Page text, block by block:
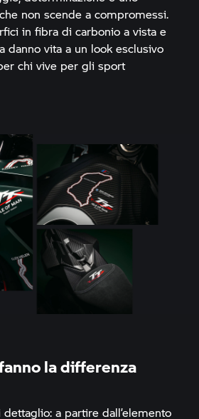
non scende a compromessi.
in fibra di carbonio a vista e
danno vita a un look esclusivo
chi vive per gli sport
la differenza
a partire dall’elemento